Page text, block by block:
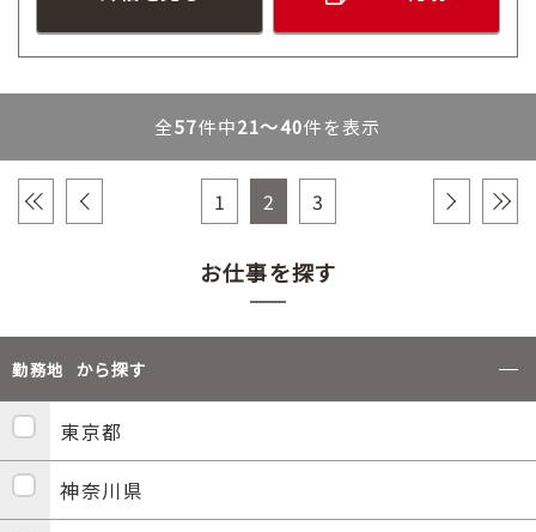
全57件中21～40件を表示
« ‹ 1 2 3 › »
お仕事を探す
勤務地 から探す
東京都
神奈川県